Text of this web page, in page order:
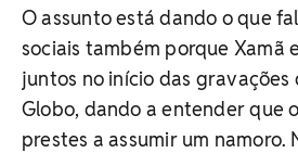
O assunto está dando o que
sociais também porque Xamã
juntos no início das gravações
Globo, dando a entender que
prestes a assumir um